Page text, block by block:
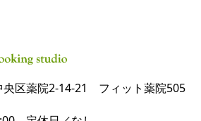
央区薬院2-14-21 フィット薬院505